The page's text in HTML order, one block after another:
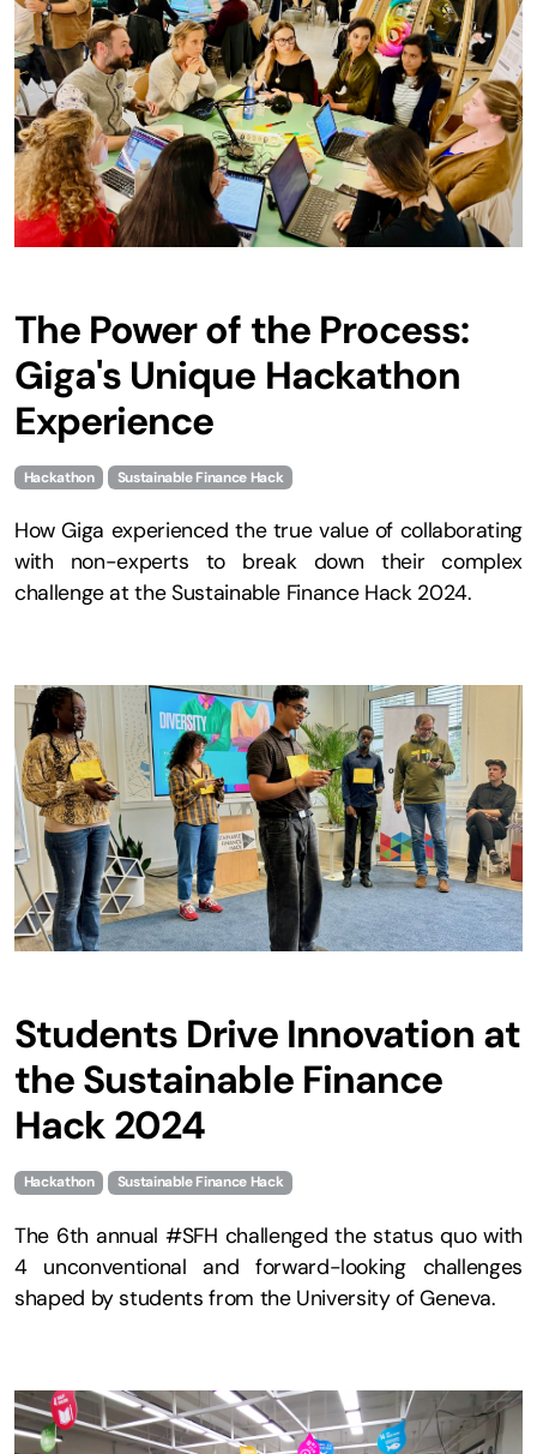
The Power of the Process:
Giga's Unique Hackathon
Experience
Hackathon Sustainable Finance Hack
How Giga experienced the true value of collaborating
with non-experts to break down their complex
challenge at the Sustainable Finance Hack 2024.
Students Drive Innovation at
the Sustainable Finance
Hack 2024
Hackathon Sustainable Finance Hack
The 6th annual #SFH challenged the status quo with
4 unconventional and forward-looking challenges
shaped by students from the University of Geneva.